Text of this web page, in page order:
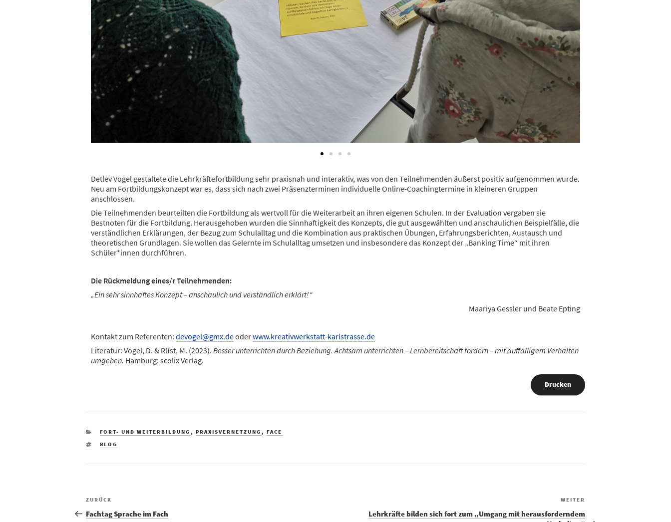
Detlev Vogel gestaltete die Lehrkräftefortbildung sehr praxisnah und interaktiv, was von den Teilnehmenden äußerst positiv aufgenommen wurde.
Neu am Fortbildungskonzept war es, dass sich nach zwei Präsenzterminen individuelle Online-Coachingtermine in kleineren Gruppen
anschlossen.
Die Teilnehmenden beurteilten die Fortbildung als wertvoll für die Weiterarbeit an ihren eigenen Schulen. In der Evaluation vergaben sie
Bestnoten für die Fortbildung. Herausgehoben wurden die Sinnhaftigkeit des Konzepts, die gut ausgewählten und anschaulichen Beispielfälle, die
verständlichen Erklärungen, der Bezug zum Schulalltag und die Kombination aus praktischen Übungen, Erfahrungsberichten, Austausch und
theoretischen Grundlagen. Sie wollen das Gelernte im Schulalltag umsetzen und insbesondere das Konzept der „Banking Time“ mit ihren
Schüler*innen durchführen.
Die Rückmeldung eines/r Teilnehmenden:
„Ein sehr sinnhaftes Konzept – anschaulich und verständlich erklärt!“
Maariya Gessler und Beate Epting
Kontakt zum Referenten: devogel@gmx.deoderwww.kreativwerkstatt-karlstrasse.de
Literatur: Vogel, D. & Rüst, M. (2023). Besser unterrichten durch Beziehung. Achtsam unterrichten – Lernbereitschaft fördern – mit auffälligem Verhalten
umgehen. Hamburg: scolix Verlag.
Drucken
FORT- UND WEITERBILDUNG , PRAXISVERNETZUNG , FACE
BLOG
ZURÜCK
Fachtag Sprache im Fach
WEITER
Lehrkräfte bilden sich fort zum „Umgang mit herausforderndem